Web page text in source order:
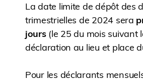
La date limite de dépôt des
trimestrielles de 2024 sera
jours(le 25 du mois suivant
déclaration au lieu et place
Pour les déclarants